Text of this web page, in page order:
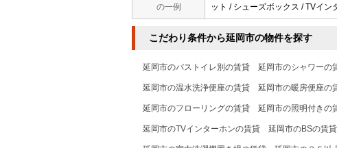
の一例
ット / シューズボックス / TVイ
こだわり条件から延岡市の物件を探す
延岡市のバストイレ別の賃貸 延岡市のシャワーの
延岡市の温水洗浄便座の賃貸 延岡市の暖房便座の
延岡市のフローリングの賃貸 延岡市の照明付きの
延岡市のTVインターホンの賃貸 延岡市のBSの賃貸